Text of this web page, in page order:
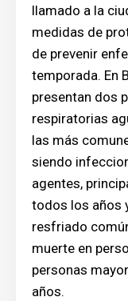
llamado a la
medidas de
de prevenir
temporada. En
presentan dos
respiratorias
las más
siendo
agentes,
todos los años
resfriado
muerte en
personas
años.